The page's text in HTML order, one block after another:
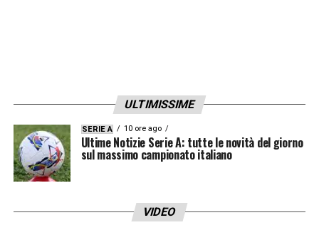
ULTIMISSIME
SERIE A 10 ore ago
Ultime Notizie Serie A: tutte le novità del giorno
sul massimo campionato italiano
VIDEO